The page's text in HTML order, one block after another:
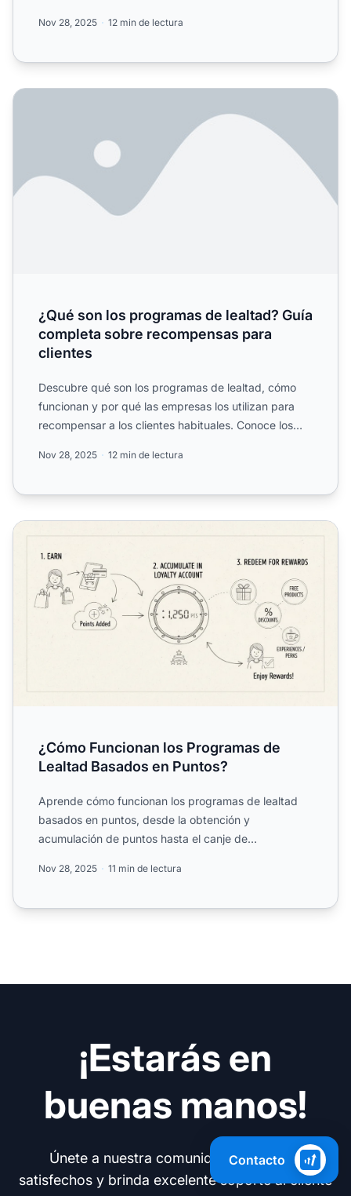
Nov 28, 2025 12 min de lectura
¿Qué son los programas de lealtad? Guía completa
¿Qué son los programas de lealtad? Guía
completa sobre recompensas para
clientes
Descubre qué son los programas de lealtad, cómo
funcionan y por qué las empresas los utilizan para
recompensar a los clientes habituales. Conoce los
Nov 28, 2025 12 min de lectura
¿Cómo Funcionan los Programas de Lealtad Basados en
¿Cómo Funcionan los Programas de
Lealtad Basados en Puntos?
Aprende cómo funcionan los programas de lealtad
basados en puntos, desde la obtención y
acumulación de puntos hasta el canje de
Nov 28, 2025 11 min de lectura
¡Estarás en
buenas manos!
Únete a nuestra comunidad de clientes
satisfechos y brinda excelente soporte al cliente
Contacto